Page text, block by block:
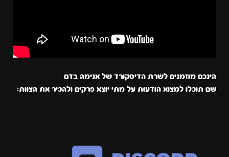
הינכם מוזמנים לשרת הדיסקורד של אנימה בדם
שם תוכלו למצוא הודעות על מתי יוצא פרקים ולהכיר את הצוות: